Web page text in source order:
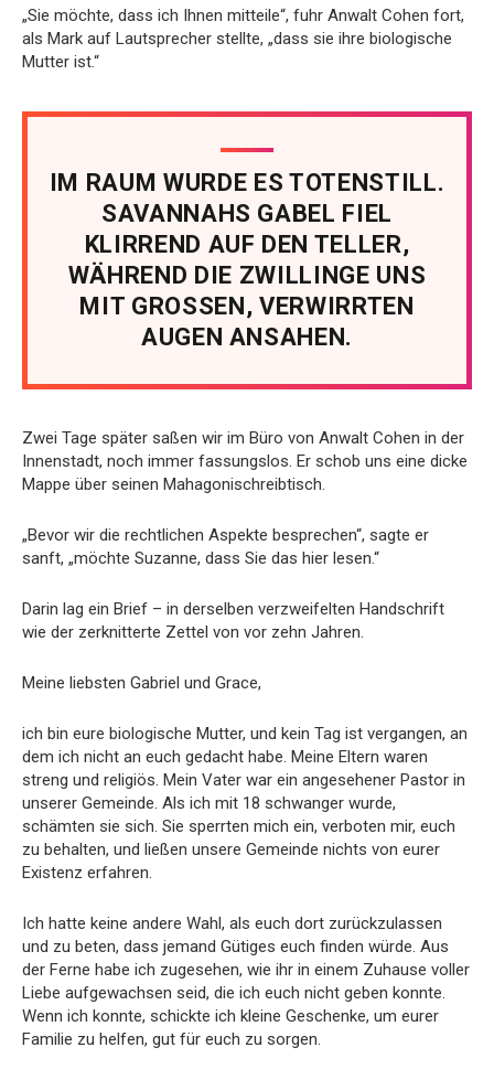
„Sie möchte, dass ich Ihnen mitteile“, fuhr Anwalt Cohen fort,
als Mark auf Lautsprecher stellte, „dass sie ihre biologische
Mutter ist.“
IM RAUM WURDE ES TOTENSTILL.
SAVANNAHS GABEL FIEL
KLIRREND AUF DEN TELLER,
WÄHREND DIE ZWILLINGE UNS
MIT GROSSEN, VERWIRRTEN
AUGEN ANSAHEN.
Zwei Tage später saßen wir im Büro von Anwalt Cohen in der
Innenstadt, noch immer fassungslos. Er schob uns eine dicke
Mappe über seinen Mahagonischreibtisch.
„Bevor wir die rechtlichen Aspekte besprechen“, sagte er
sanft, „möchte Suzanne, dass Sie das hier lesen.“
Darin lag ein Brief – in derselben verzweifelten Handschrift
wie der zerknitterte Zettel von vor zehn Jahren.
Meine liebsten Gabriel und Grace,
ich bin eure biologische Mutter, und kein Tag ist vergangen, an
dem ich nicht an euch gedacht habe. Meine Eltern waren
streng und religiös. Mein Vater war ein angesehener Pastor in
unserer Gemeinde. Als ich mit 18 schwanger wurde,
schämten sie sich. Sie sperrten mich ein, verboten mir, euch
zu behalten, und ließen unsere Gemeinde nichts von eurer
Existenz erfahren.
Ich hatte keine andere Wahl, als euch dort zurückzulassen
und zu beten, dass jemand Gütiges euch finden würde. Aus
der Ferne habe ich zugesehen, wie ihr in einem Zuhause voller
Liebe aufgewachsen seid, die ich euch nicht geben konnte.
Wenn ich konnte, schickte ich kleine Geschenke, um eurer
Familie zu helfen, gut für euch zu sorgen.